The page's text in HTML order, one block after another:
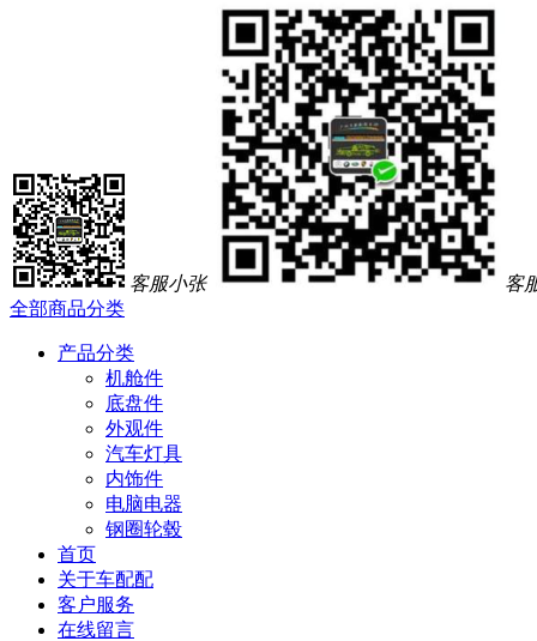
客服小张
客
全部商品分类
产品分类
机舱件
底盘件
外观件
汽车灯具
内饰件
电脑电器
钢圈轮毂
首页
关于车配配
客户服务
在线留言